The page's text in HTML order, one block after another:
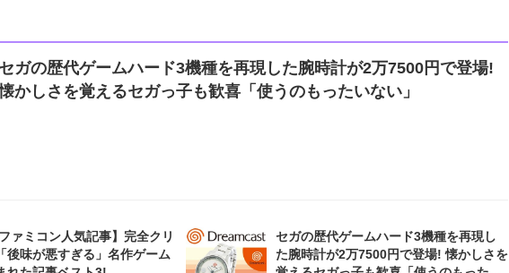
セガの歴代ゲームハード3機種を再現した腕時計が2万7500円で登場!
かしさを覚えるセガっ子も歓喜「使うのもったいない」
ァミコン人気記事】完全クリ
後味が悪すぎる」名作ゲーム
セガの歴代ゲームハード3機種を再現し
た腕時計が2万7500円で登場! 懐かしさを